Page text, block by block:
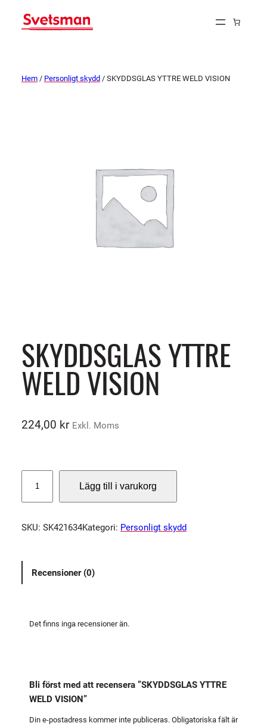
Hem / Personligt skydd / SKYDDSGLAS YTTRE WELD VISION
SKYDDSGLAS YTTRE
WELD VISION
224,00 kr Exkl. Moms
Y
D
G
Lägg till i varukorg
SKU: SK421634Kategori: Personligt skydd
Recensioner (0)
Det finns inga recensioner än.
Bli först med att recensera ”SKYDDSGLAS YTTRE
WELD VISION”
Din e-postadress kommer inte publiceras. Obligatoriska fält är